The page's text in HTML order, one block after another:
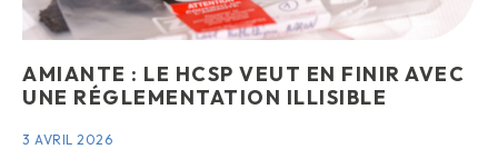
AMIANTE : LE HCSP VEUT EN FINIR AVEC
UNE RÉGLEMENTATION ILLISIBLE
3 AVRIL 2026